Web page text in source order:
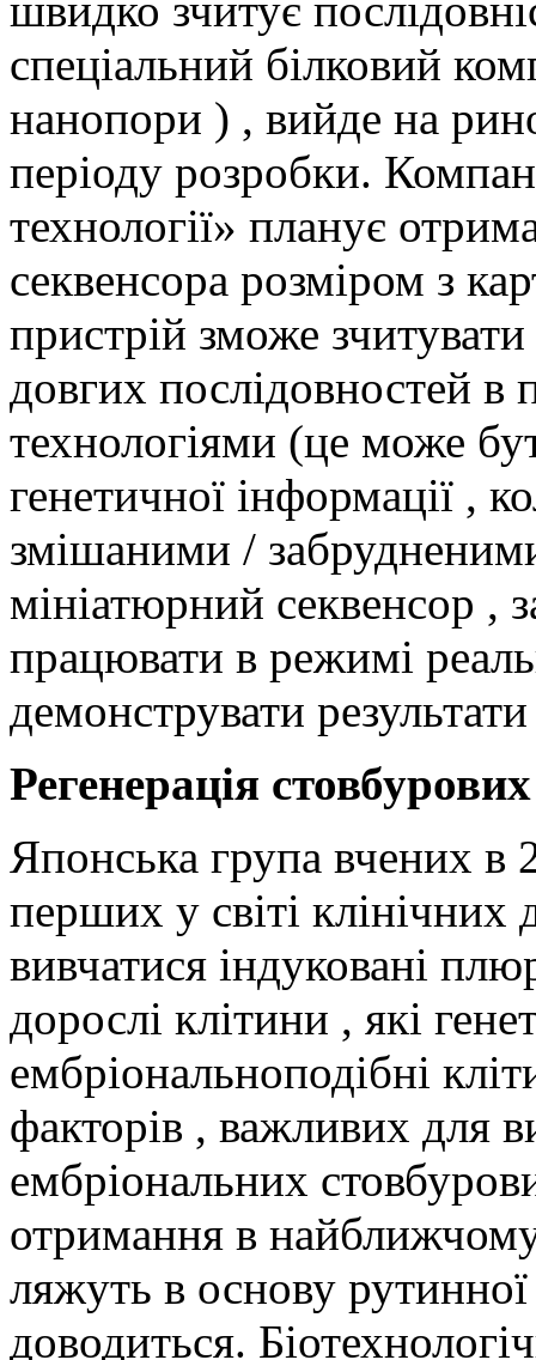
спеціальний білковий
нанопори ) , вийде на
періоду розробки.
технології» планує
секвенсора розміром з
пристрій зможе
довгих послідовностей в
технологіями (це може
генетичної інформації ,
змішаними /
мініатюрний секвенсор ,
працювати в режимі
демонструвати результати
Регенерація
Японська група вчених в
перших у світі
вивчатися індуковані
дорослі клітини , які
ембріональноподібні
факторів , важливих для
ембріональних
отримання в
ляжуть в основу
доводиться.